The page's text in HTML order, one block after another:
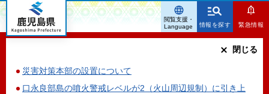
鹿児島県
情報を探す 緊急情報
災害対策本部の設置について
口永良部島の噴火警戒レベルが2（火山周辺規制）に引き上
閉じる
閲覧支援・
Language